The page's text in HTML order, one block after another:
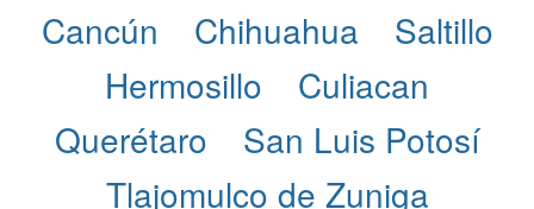
Cancún
Chihuahua
Saltillo
Hermosillo
Culiacan
Querétaro
San Luis Potosí
Tlajomulco de Zuniga